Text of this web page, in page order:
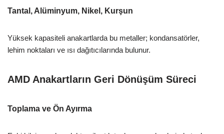
Tantal, Alüminyum, Nikel, Kurşun
Yüksek kapasiteli anakartlarda bu metaller; kondansatörler,
lehim noktaları ve ısı dağıtıcılarında bulunur.
AMD Anakartların Geri Dönüşüm Süreci
Toplama ve Ön Ayırma